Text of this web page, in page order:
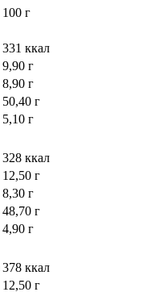
100 г
331 ккал
9,90 г
8,90 г
50,40 г
5,10 г
328 ккал
12,50 г
8,30 г
48,70 г
4,90 г
378 ккал
12,50 г